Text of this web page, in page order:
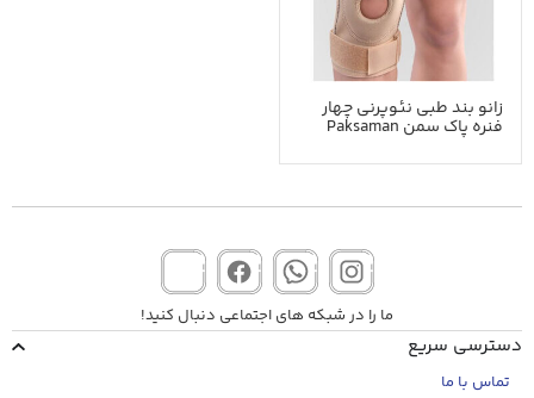
زانو بند طبی نئوپرنی چهار
فنره پاک سمن Paksaman
ما را در شبکه های اجتماعی دنبال کنید!
دسترسی سریع
تماس با ما